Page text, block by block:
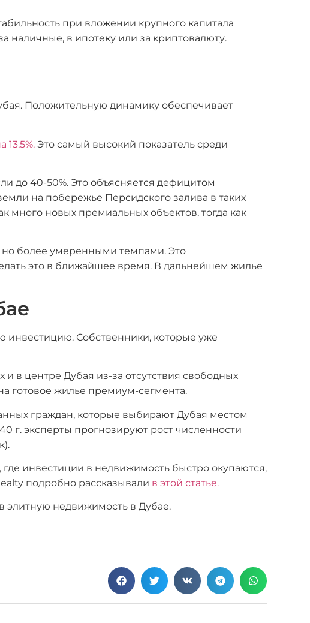
при вложении крупного капитала
наличные, в ипотеку или за криптовалюту.
Положительную динамику обеспечивает
Это самый высокий показатель среди
до 40-50%. Это объясняется дефицитом
на побережье Персидского залива в таких
много новых премиальных объектов, тогда как
но более умеренными темпами. Это
это в ближайшее время. В дальнейшем жилье
инвестицию. Собственники, которые уже
в центре Дубая из-за отсутствия свободных
готовое жилье премиум-сегмента.
граждан, которые выбирают Дубая местом
г. эксперты прогнозируют рост численности
инвестиции в недвижимость быстро окупаются,
подробно рассказывали в этой статье.
элитную недвижимость в Дубае.